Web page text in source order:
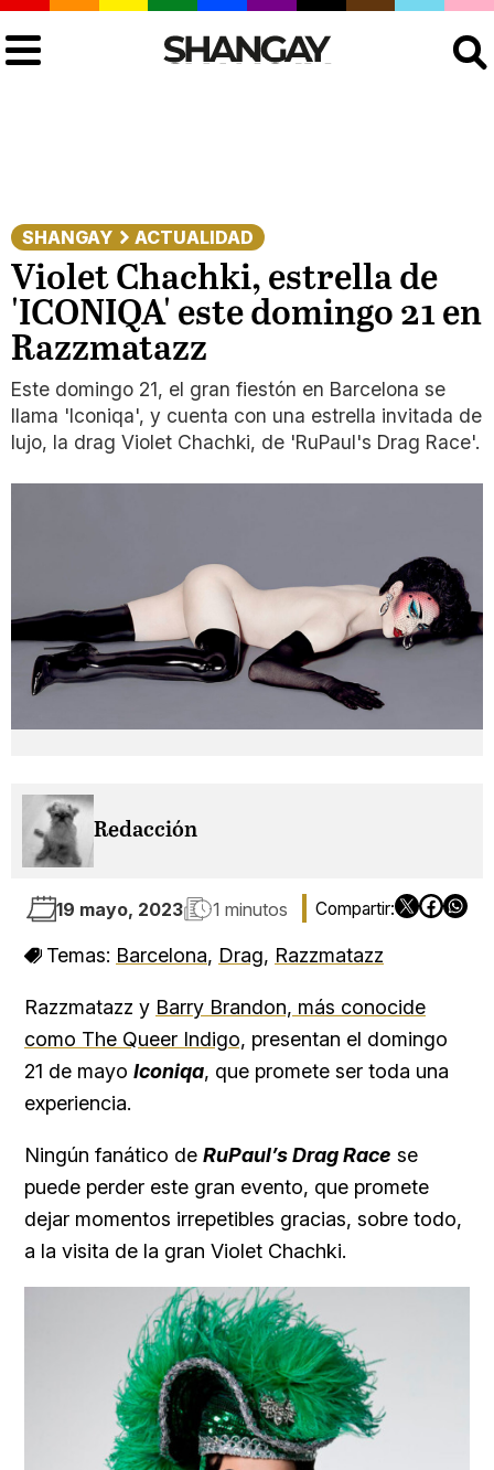
SHANGAY ACTUALIDAD
Violet Chachki, estrella de
'ICONIQA' este domingo 21 en
Razzmatazz
Este domingo 21, el gran fiestón en Barcelona se
llama 'Iconiqa', y cuenta con una estrella invitada de
lujo, la drag Violet Chachki, de 'RuPaul's Drag Race'.
Redacción
19 mayo, 2023 1 minutos
Temas: Barcelona, Drag, Razzmatazz
Razzmatazz y Barry Brandon, más conocide
como The Queer Indigo, presentan el domingo
21 de mayo Iconiqa, que promete ser toda una
experiencia.
Ningún fanático de RuPaul’s Drag Race se
puede perder este gran evento, que promete
dejar momentos irrepetibles gracias, sobre todo,
a la visita de la gran Violet Chachki.